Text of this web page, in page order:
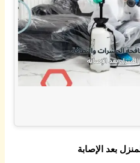
بعد الإصابة